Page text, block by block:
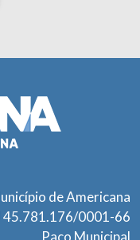
de Americana
45.781.176/0001-66
Paço Municipal